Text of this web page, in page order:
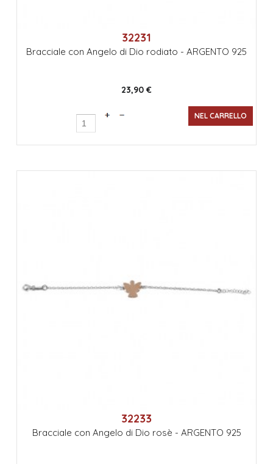
32231
Bracciale con Angelo di Dio rodiato - ARGENTO 925
23,90 €
32233
Bracciale con Angelo di Dio rosè - ARGENTO 925